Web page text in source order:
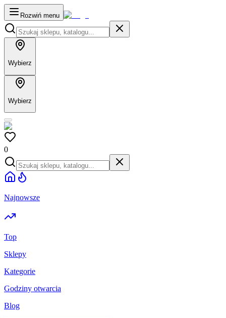
Rozwiń menu
Wybierz
Wybierz
0
Najnowsze
Top
Sklepy
Kategorie
Godziny otwarcia
Blog